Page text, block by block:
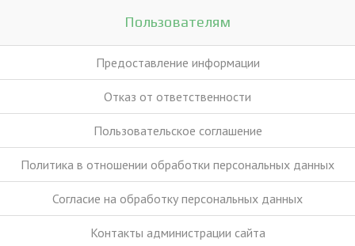
Пользователям
Предоставление информации
Отказ от ответственности
Пользовательское соглашение
Политика в отношении обработки персональных данных
Согласие на обработку персональных данных
Контакты администрации сайта